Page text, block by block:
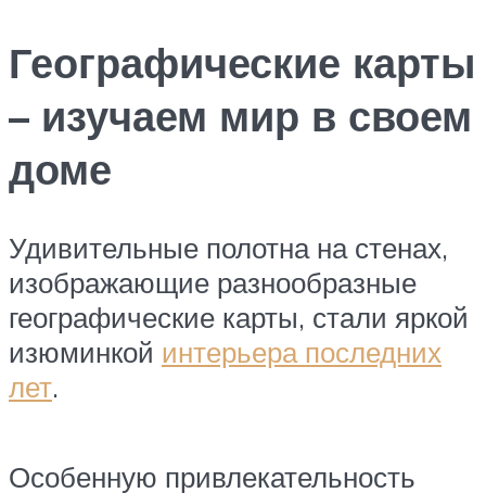
Географические карты
– изучаем мир в своем
доме
Удивительные полотна на стенах,
изображающие разнообразные
географические карты, стали яркой
изюминкой интерьера последних
лет.
Особенную привлекательность